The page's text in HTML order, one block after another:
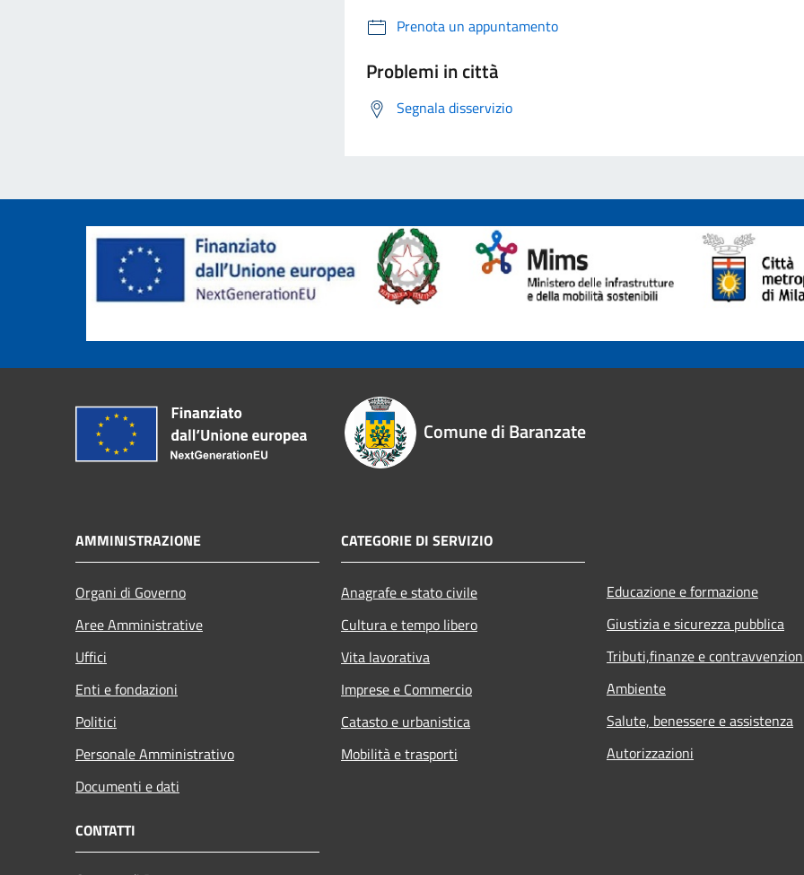
Prenota un appuntamento
Problemi in città
Segnala disservizio
Comune di Baranzate
AMMINISTRAZIONE
Organi di Governo
Aree Amministrative
Uffici
Enti e fondazioni
Politici
Personale Amministrativo
Documenti e dati
CATEGORIE DI SERVIZIO
Anagrafe e stato civile
Cultura e tempo libero
Vita lavorativa
Imprese e Commercio
Catasto e urbanistica
Mobilità e trasporti
Educazione e formazione
Giustizia e sicurezza pubblica
Tributi,finanze e
Ambiente
Salute, benessere e assistenza
Autorizzazioni
CONTATTI